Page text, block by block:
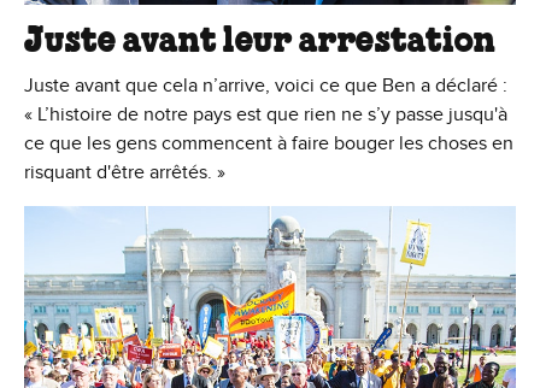
Juste avant leur arrestation
Juste avant que cela n’arrive, voici ce que Ben a déclaré :
« L’histoire de notre pays est que rien ne s’y passe jusqu'à
ce que les gens commencent à faire bouger les choses en
risquant d'être arrêtés. »